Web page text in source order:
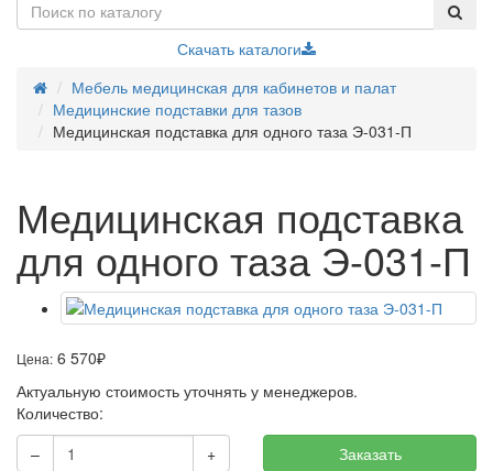
Скачать каталоги
Мебель медицинская для кабинетов и палат
Медицинские подставки для тазов
Медицинская подставка для одного таза Э-031-П
Медицинская подставка
для одного таза Э-031-П
Цена: 6 570₽
Актуальную стоимость уточнять у менеджеров.
Количество:
–
+
Заказать